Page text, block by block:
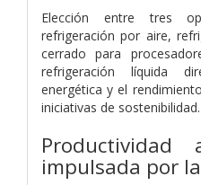
Elección entre tres
refrigeración por aire,
cerrado para
refrigeración líquida
energética y el
iniciativas de sostenibilidad.
Productividad
impulsada por